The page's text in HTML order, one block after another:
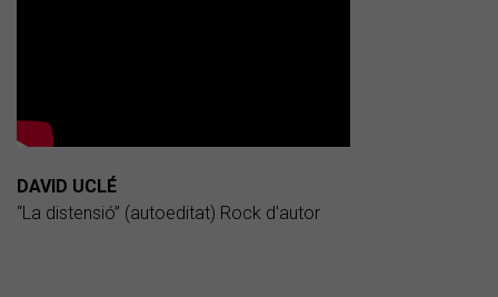
DAVID UCLÉ
“La distensió” (autoeditat) Rock d'autor